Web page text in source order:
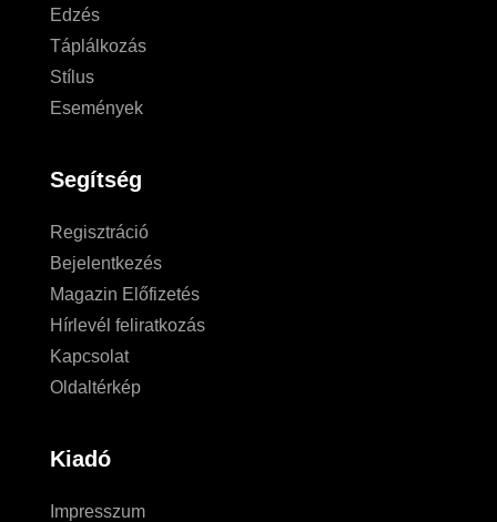
Edzés
Táplálkozás
Stílus
Események
Segítség
Regisztráció
Bejelentkezés
Magazin Előfizetés
Hírlevél feliratkozás
Kapcsolat
Oldaltérkép
Kiadó
Impresszum